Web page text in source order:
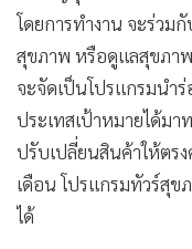
ดังนั้น ภายหลังจากมีก
ว่าการการท่องเที่ยวแห่
แอตต้าจะนำเรื่องนี้เข้า
ในด้านการทำตลาดกลุ่
พิเศษเข้ามาดูแลเรื่องนี้